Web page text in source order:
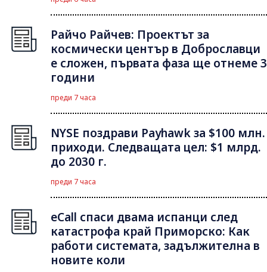
Райчо Райчев: Проектът за
космически център в Доброславци
е сложен, първата фаза ще отнеме 3
години
преди 7 часа
NYSE поздрави Payhawk за $100 млн.
приходи. Следващата цел: $1 млрд.
до 2030 г.
преди 7 часа
eCall спаси двама испанци след
катастрофа край Приморско: Как
работи системата, задължителна в
новите коли